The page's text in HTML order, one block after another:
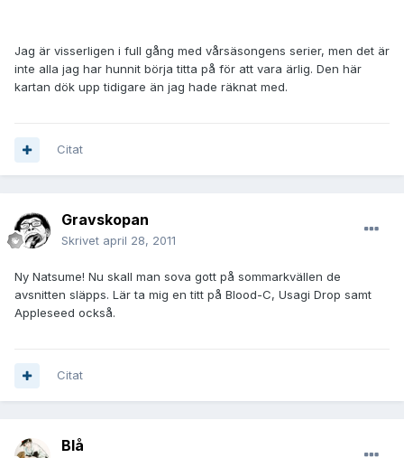
Jag är visserligen i full gång med vårsäsongens serier, men det är
inte alla jag har hunnit börja titta på för att vara ärlig. Den här
kartan dök upp tidigare än jag hade räknat med.
Citat
Gravskopan
Skrivet april 28, 2011
Ny Natsume! Nu skall man sova gott på sommarkvällen de
avsnitten släpps. Lär ta mig en titt på Blood-C, Usagi Drop samt
Appleseed också.
Citat
Blå